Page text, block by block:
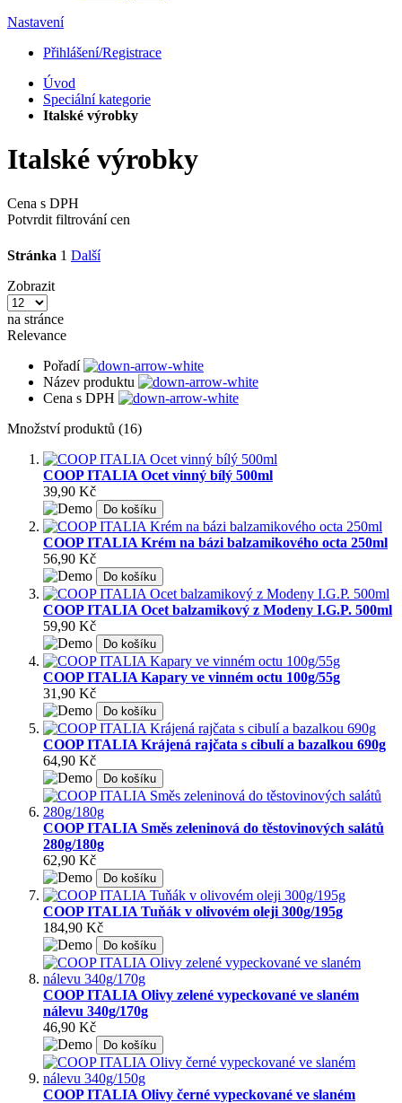
Nastavení
Přihlášení/Registrace
Úvod
Speciální kategorie
Italské výrobky
Italské výrobky
Cena s DPH
Potvrdit filtrování cen
Stránka 1 Další
Zobrazit
na stránce
Relevance
Pořadí
Název produktu
Cena s DPH
Množství produktů (16)
COOP ITALIA Ocet vinný bílý 500ml
39,90 Kč
Do košíku
COOP ITALIA Krém na bázi balzamikového octa 250ml
56,90 Kč
Do košíku
COOP ITALIA Ocet balzamikový z Modeny I.G.P. 500ml
59,90 Kč
Do košíku
COOP ITALIA Kapary ve vinném octu 100g/55g
31,90 Kč
Do košíku
COOP ITALIA Krájená rajčata s cibulí a bazalkou 690g
64,90 Kč
Do košíku
COOP ITALIA Směs zeleninová do těstovinových salátů
280g/180g
62,90 Kč
Do košíku
COOP ITALIA Tuňák v olivovém oleji 300g/195g
184,90 Kč
Do košíku
COOP ITALIA Olivy zelené vypeckované ve slaném
nálevu 340g/170g
46,90 Kč
Do košíku
COOP ITALIA Olivy černé vypeckované ve slaném